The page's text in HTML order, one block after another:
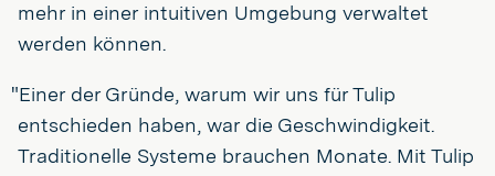
mehr in einer intuitiven Umgebung verwaltet
werden können.
"Einer der Gründe, warum wir uns für Tulip
entschieden haben, war die Geschwindigkeit.
Traditionelle Systeme brauchen Monate. Mit Tulip